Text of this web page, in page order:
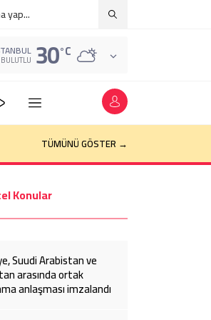
30°C
TÜMÜNÜ GÖSTER →
Konular
Suudi Arabistan ve
arasında ortak
anlaşması imzalandı